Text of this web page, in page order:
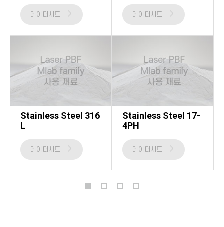
데이터시트 데이터시트
Stainless Steel 316
L
데이터시트
Stainless Steel 17-
4PH
데이터시트